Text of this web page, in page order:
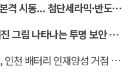
산업부, 그래핀 상용화 본격 시동... 첨단세라믹·반도체 방열소재 시장 확대 기대
UNIST, 구부리면 숨겨진 그림 나타나는 투명 보안 필름 개발
인하대 이차전지사업단, 인천 배터리 인재양성 거점 역할 강화